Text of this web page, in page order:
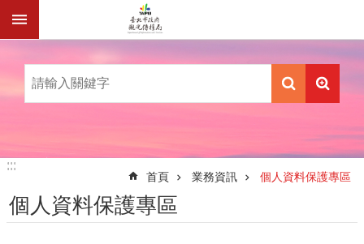
跳到主要內容區塊
:::
:::
首頁 業務資訊 個人資料保護專區
個人資料保護專區